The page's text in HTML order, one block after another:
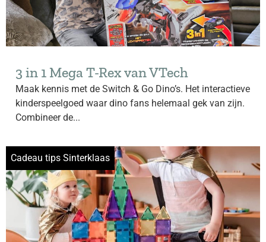
3 in 1 Mega T-Rex van VTech
Maak kennis met de Switch & Go Dino’s. Het interactieve
kinderspeelgoed waar dino fans helemaal gek van zijn.
Combineer de...
Cadeau tips Sinterklaas